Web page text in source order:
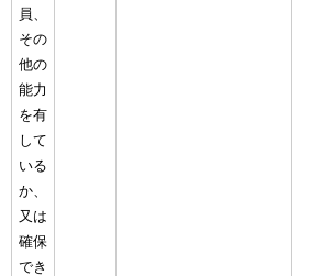
員、
その
他の
能力
を有
して
いる
か、
又は
確保
でき